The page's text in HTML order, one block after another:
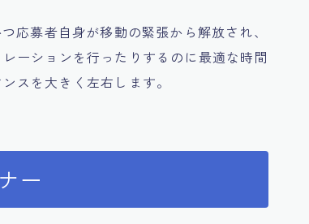
応募者自身が移動の緊張から解放され、
ーションを行ったりするのに最適な時間
スを大きく左右します。
ー